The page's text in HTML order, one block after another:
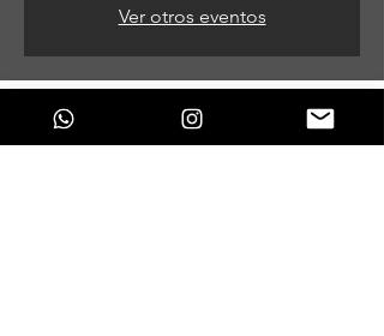
Ver otros eventos
Horario y ubicación